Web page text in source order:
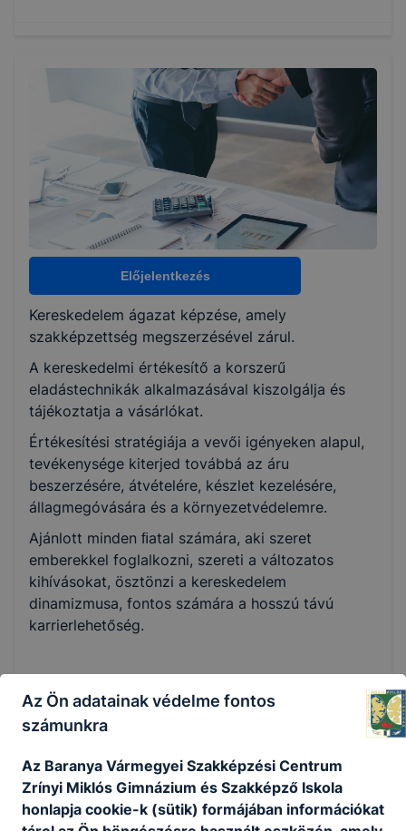
Képzés időtartama
3 év
Választható szakmairányok:
Nem válaszható
KKK/PTT
PTT letöltése (pdf)
Nem
Előjelentkezés
Kereskedelem ágazat képzése, amely
szakképzettség megszerzésével zárul.
A kereskedelmi értékesítő a korszerű
eladástechnikák alkalmazásával kiszolgálja és
tájékoztatja a vásárlókat.
Értékesítési stratégiája a vevői igényeken alapul,
tevékenysége kiterjed továbbá az áru
beszerzésére, átvételére, készlet kezelésére,
állagmegóvására és a környezetvédelemre.
Ajánlott minden ﬁatal számára, aki szeret
emberekkel foglalkozni, szereti a változatos
kihívásokat, ösztönzi a kereskedelem
dinamizmusa, fontos számára a hosszú távú
karrierlehetőség.
Önállóság, felelősségtudat, kommunikációs
készség, csapatban való együttműködés,
precizitás, problémamegoldó képesség, jó
kapcsolatteremtő képesség, empátia, digitális
eszközök készségszintű használata.
Az Ön adatainak védelme fontos
számunkra
Az Baranya Vármegyei Szakképzési Centrum
Zrínyi Miklós Gimnázium és Szakképző Iskola
honlapja cookie-k (sütik) formájában információkat